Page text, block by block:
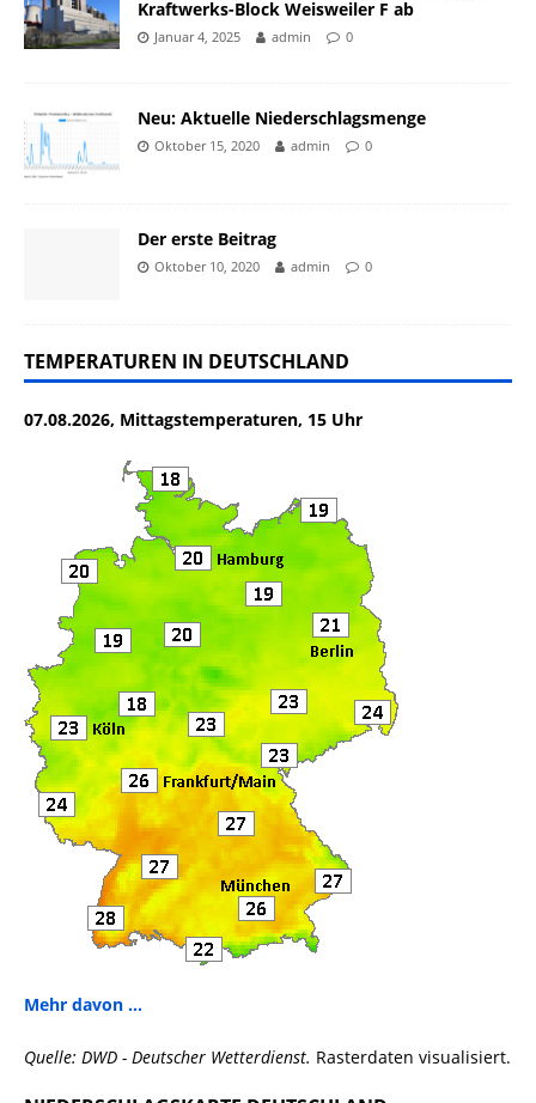
Kraftwerks-Block Weisweiler F ab
Januar 4, 2025 admin 0
Neu: Aktuelle Niederschlagsmenge
Oktober 15, 2020 admin 0
Der erste Beitrag
Oktober 10, 2020 admin 0
TEMPERATUREN IN DEUTSCHLAND
07.08.2026, Mittagstemperaturen, 15 Uhr
Mehr davon ...
Quelle: DWD - Deutscher Wetterdienst. Rasterdaten visualisiert.